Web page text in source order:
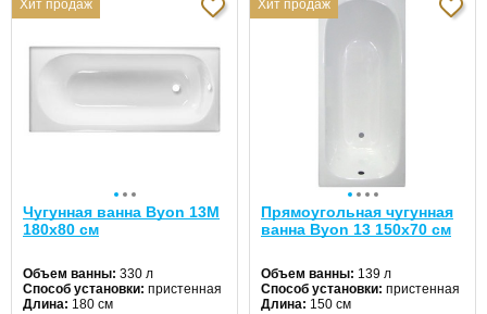
Хит продаж
Чугунная ванна Byon 13M
180x80 см
Объем ванны: 330 л
Способ установки: пристенная
Длина: 180 см
Хит продаж
Прямоугольная чугунная
ванна Byon 13 150x70 см
Объем ванны: 139 л
Способ установки: пристенная
Длина: 150 см